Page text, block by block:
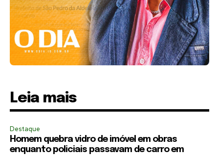
Leia mais
Destaque
Homem quebra vidro de imóvel em obras
enquanto policiais passavam de carro em